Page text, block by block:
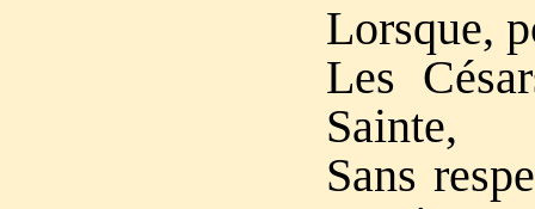
Lorsque,
Les
Sainte,
Sans